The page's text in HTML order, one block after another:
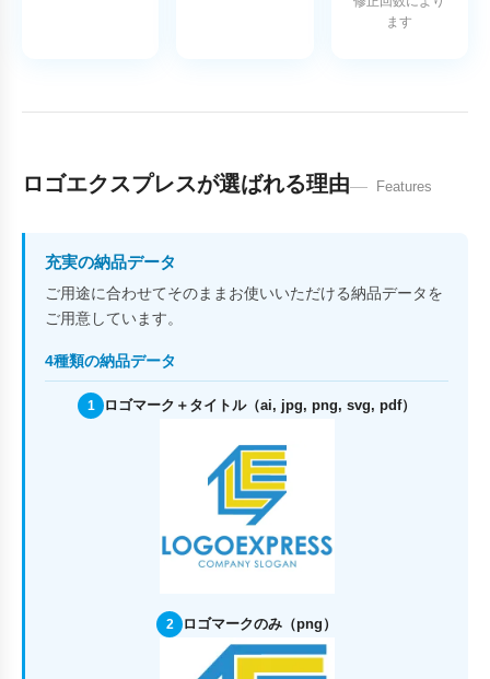
ます
ロゴエクスプレスが選ばれる理由 Features
充実の納品データ
ご用途に合わせてそのままお使いいただける納品データを
ご用意しています。
4種類の納品データ
1 ロゴマーク＋タイトル（ai, jpg, png, svg, pdf）
2 ロゴマークのみ（png）